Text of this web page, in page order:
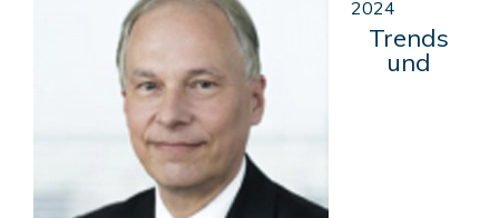
2024
Trends
und